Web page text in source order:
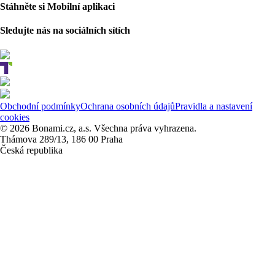
Stáhněte si Mobilní aplikaci
Sledujte nás na sociálních sítích
Obchodní podmínkyOchrana osobních údajůPravidla a nastavení
cookies
© 2026 Bonami.cz, a.s. Všechna práva vyhrazena.
Thámova 289/13, 186 00 Praha
Česká republika